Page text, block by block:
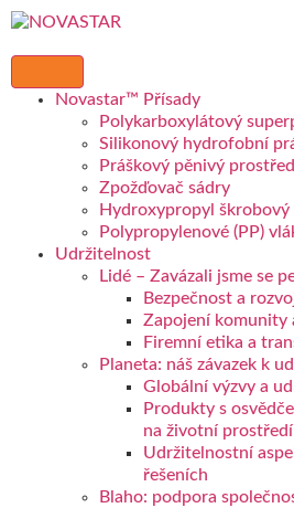
Novastar™ Přísady
Polykarboxylátový
Silikonový hydrofobní
Práškový pěnivý
Zpožďovač sádry
Hydroxypropyl škrobový
Polypropylenové (PP)
Udržitelnost
Lidé – Zavázali jsme se
Bezpečnost a
Zapojení komunity
Firemní etika a
Planeta: náš závazek k
Globální výzvy a
Produkty s
na životní prostředí
Udržitelnostní
řešeních
Blaho: podpora